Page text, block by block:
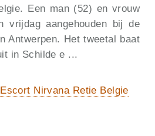
Een man (52) en vrouw
vrijdag aangehouden bij de
Antwerpen. Het tweetal baat
in Schilde e ...
Nirvana Retie Belgie